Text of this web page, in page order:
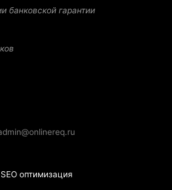
банковской гарантии
SEO оптимизация